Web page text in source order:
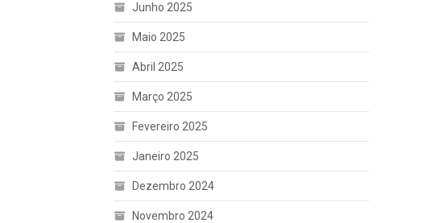
Junho 2025
Maio 2025
Abril 2025
Março 2025
Fevereiro 2025
Janeiro 2025
Dezembro 2024
Novembro 2024